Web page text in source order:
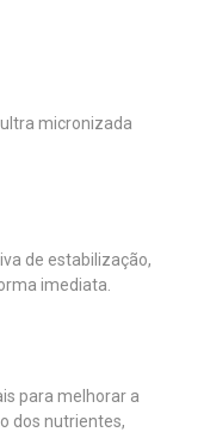
micronizada
de estabilização,
imediata.
para melhorar a
dos nutrientes,